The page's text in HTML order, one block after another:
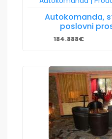
Autokomanda,
poslovni
184.888€